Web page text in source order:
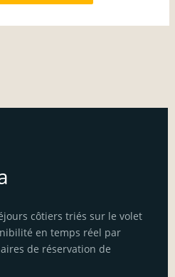
côtiers triés sur le volet
en temps réel par
de réservation de